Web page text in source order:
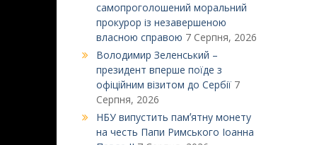
самопроголошений моральний
прокурор із незавершеною
власною справою 7 Серпня, 2026
Володимир Зеленський –
президент вперше поїде з
офіційним візитом до Сербії 7
Серпня, 2026
НБУ випустить памʼятну монету
на честь Папи Римського Іоанна